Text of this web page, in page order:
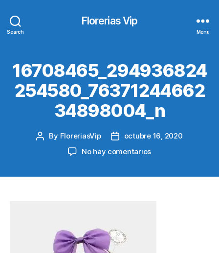
Search
Florerias Vip
Menu
16708465_294936824
254580_76371244662
34898004_n
Post
By FloreriasVip
Postoctubre 16, 2020
No hay comentariosen